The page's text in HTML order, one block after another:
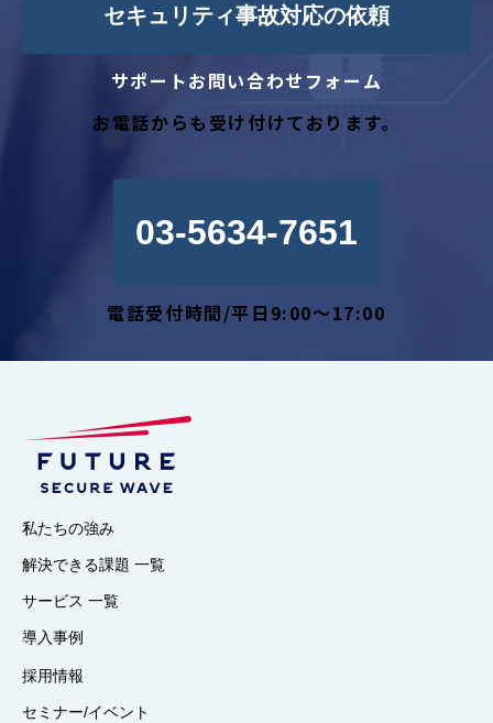
セキュリティ事故対応の依頼
サポートお問い合わせフォーム
お電話からも受け付けております。
03-5634-7651
電話受付時間/平日9:00～17:00
私たちの強み
解決できる課題 一覧
サービス 一覧
導入事例
採用情報
セミナー/イベント